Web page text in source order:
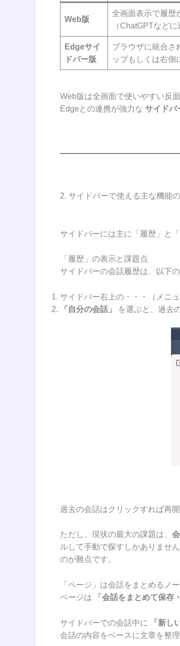
Web版
全画面表示で履歴
（ChatGPTなどに
Edgeサイ
ドバー版
ブラウザに統合さ
ップもしくは右側
Web版は全画面で使いやすい反
Edgeとの連携が強力な サイドバ
2. サイドバーで使える主な機能
サイドバーには主に「履歴」と
「履歴」の表示と課題点
サイドバーの会話履歴は、以下
サイドバー右上の・・・（メニ
「自分の会話」
を選ぶと、過去
過去の会話はクリックすれば再
ただし、現状の最大の課題は、
ルして手動で探すしかありませ
のが難点です。
「ページ」は会話をまとめるノー
ページは
「会話をまとめて保存
サイドバーでの会話中に 「新し
会話の内容をベースに文章を整